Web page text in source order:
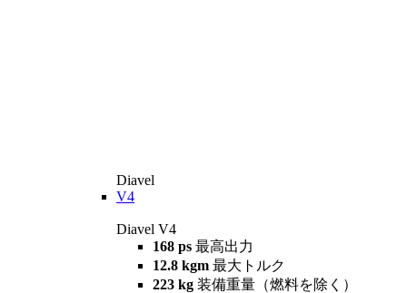
Diavel
V4
Diavel V4
168 ps 最高出力
12.8 kgm 最大トルク
223 kg 装備重量（燃料を除く）